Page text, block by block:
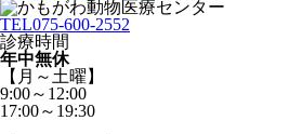
TEL075-600-2552
診療時間
年中無休
【月～土曜】
9:00～12:00
17:00～19:30